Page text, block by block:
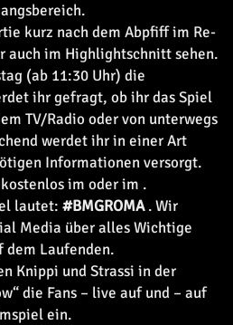
kurz nach dem Abpfiff im Re-
auch im Highlightschnitt sehen.
(ab 11:30 Uhr) die
ihr gefragt, ob ihr das Spiel
TV/Radio oder von unterwegs
werdet ihr in einer Art
Informationen versorgt.
im oder im .
lautet: #BMGROMA . Wir
Media über alles Wichtige
dem Laufenden.
Knippi und Strassi in der
die Fans – live auf und – auf
ein.